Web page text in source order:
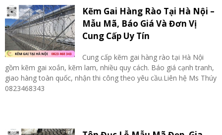
Kẽm Gai Hàng Rào Tại Hà Nội –
Mẫu Mã, Báo Giá Và Đơn Vị
Cung Cấp Uy Tín
Cung cấp kẽm gai hàng rào tại Hà Nội
gồm kẽm gai xoắn, kẽm lam, nhiều quy cách. Báo giá cạnh tranh,
giao hàng toàn quốc, nhận thi công theo yêu cầu.Liên hệ Ms Thúy
0823468343